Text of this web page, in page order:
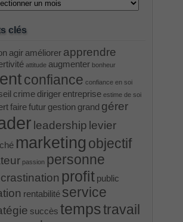
clés
agir améliorer apprendre
attitude augmenter bonheur
confiance confiance en soi
crime diriger entreprise estime de soi
fairefutur gestion grand gérer
leadership levier
marketing objectif
passion personne
profit public
rentabilité service
succès tempstravail